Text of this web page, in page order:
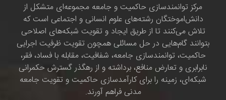
مرکز توانمندسازی حاکمیت و جامعه مجموعه‌ای متشکل از
دانش‌اموختگان رشته‌های علوم انسانی و اجتماعی است که
تلاش می‌کنند تا از طریق ایجاد و تقویت شبکه‌های اصلاحی
بتوانند گام‌هایی در حل مسائلی همچون تقویت ظرفیت اجرایی
حاکمیت، توانمندسازی جامعه، شفافیت، مقابله با فساد، فقر،
نابرابری و تعارض منافع، برداشته و از رهگذر گسترش حکمرانی
شبکه‌ای، زمینه را برای کارآمدسازی حاکمیت و تقویت جامعه
مدنی فراهم آورند.